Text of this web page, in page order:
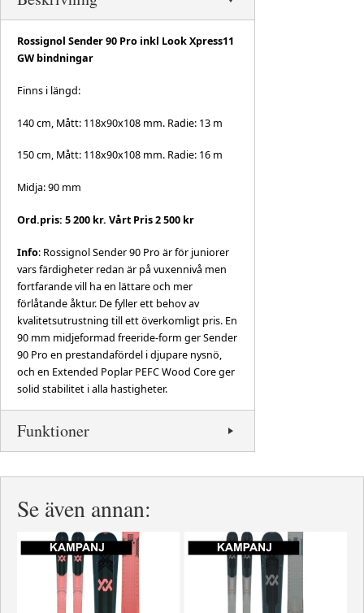
Rossignol Sender 90 Pro inkl Look Xpress11
GW bindningar
Finns i längd:
140 cm, Mått: 118x90x108 mm. Radie: 13 m
150 cm, Mått: 118x90x108 mm. Radie: 16 m
Midja: 90 mm
Ord.pris: 5 200 kr. Vårt Pris 2 500 kr
Info: Rossignol Sender 90 Pro är för juniorer
vars färdigheter redan är på vuxennivå men
fortfarande vill ha en lättare och mer
förlåtande åktur. De fyller ett behov av
kvalitetsutrustning till ett överkomligt pris. En
90 mm midjeformad freeride-form ger Sender
90 Pro en prestandafördel i djupare nysnö,
och en Extended Poplar PEFC Wood Core ger
solid stabilitet i alla hastigheter.
Funktioner
Se även annan: